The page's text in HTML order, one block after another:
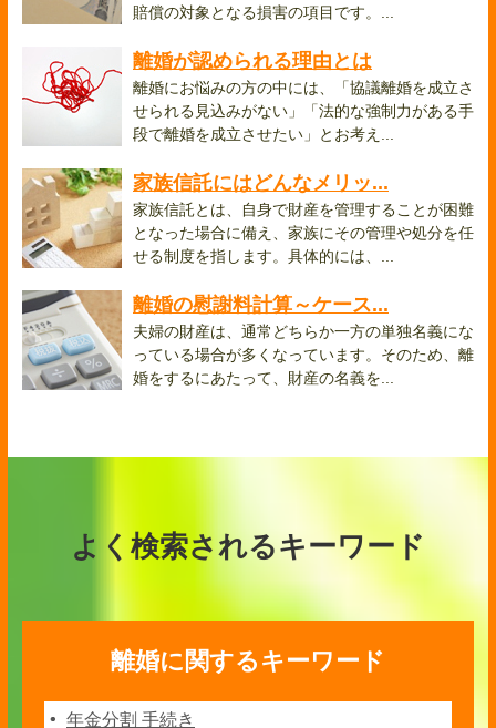
賠償の対象となる損害の項目です。...
離婚が認められる理由とは
離婚にお悩みの方の中には、「協議離婚を成立さ
せられる見込みがない」「法的な強制力がある手
段で離婚を成立させたい」とお考え...
家族信託にはどんなメリッ...
家族信託とは、自身で財産を管理することが困難
となった場合に備え、家族にその管理や処分を任
せる制度を指します。具体的には、...
離婚の慰謝料計算～ケース...
夫婦の財産は、通常どちらか一方の単独名義にな
っている場合が多くなっています。そのため、離
婚をするにあたって、財産の名義を...
よく検索されるキーワード
離婚に関するキーワード
年金分割 手続き